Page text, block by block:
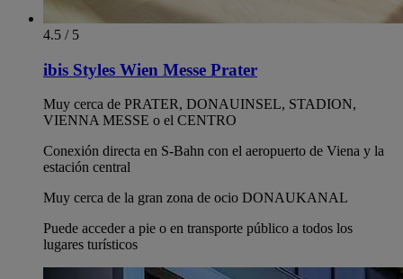
4.5 / 5
ibis Styles Wien Messe Prater
Muy cerca de PRATER, DONAUINSEL, STADION,
VIENNA MESSE o el CENTRO
Conexión directa en S-Bahn con el aeropuerto de Viena y la
estación central
Muy cerca de la gran zona de ocio DONAUKANAL
Puede acceder a pie o en transporte público a todos los
lugares turísticos